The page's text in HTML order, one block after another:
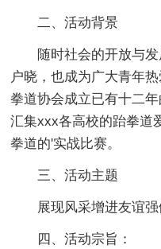
二、活动背景
随时社会的开放与发
户晓，也成为广大青年
拳道协会成立已有十二
汇集xxx各高校的跆拳道
拳道的'实战比赛。
三、活动主题
展现风采增进友谊强
四、活动宗旨：